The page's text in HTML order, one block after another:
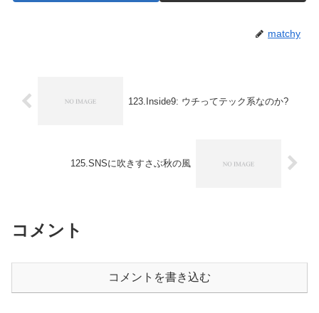
matchy
123.Inside9: ウチってテック系なのか?
125.SNSに吹きすさぶ秋の風
コメント
コメントを書き込む